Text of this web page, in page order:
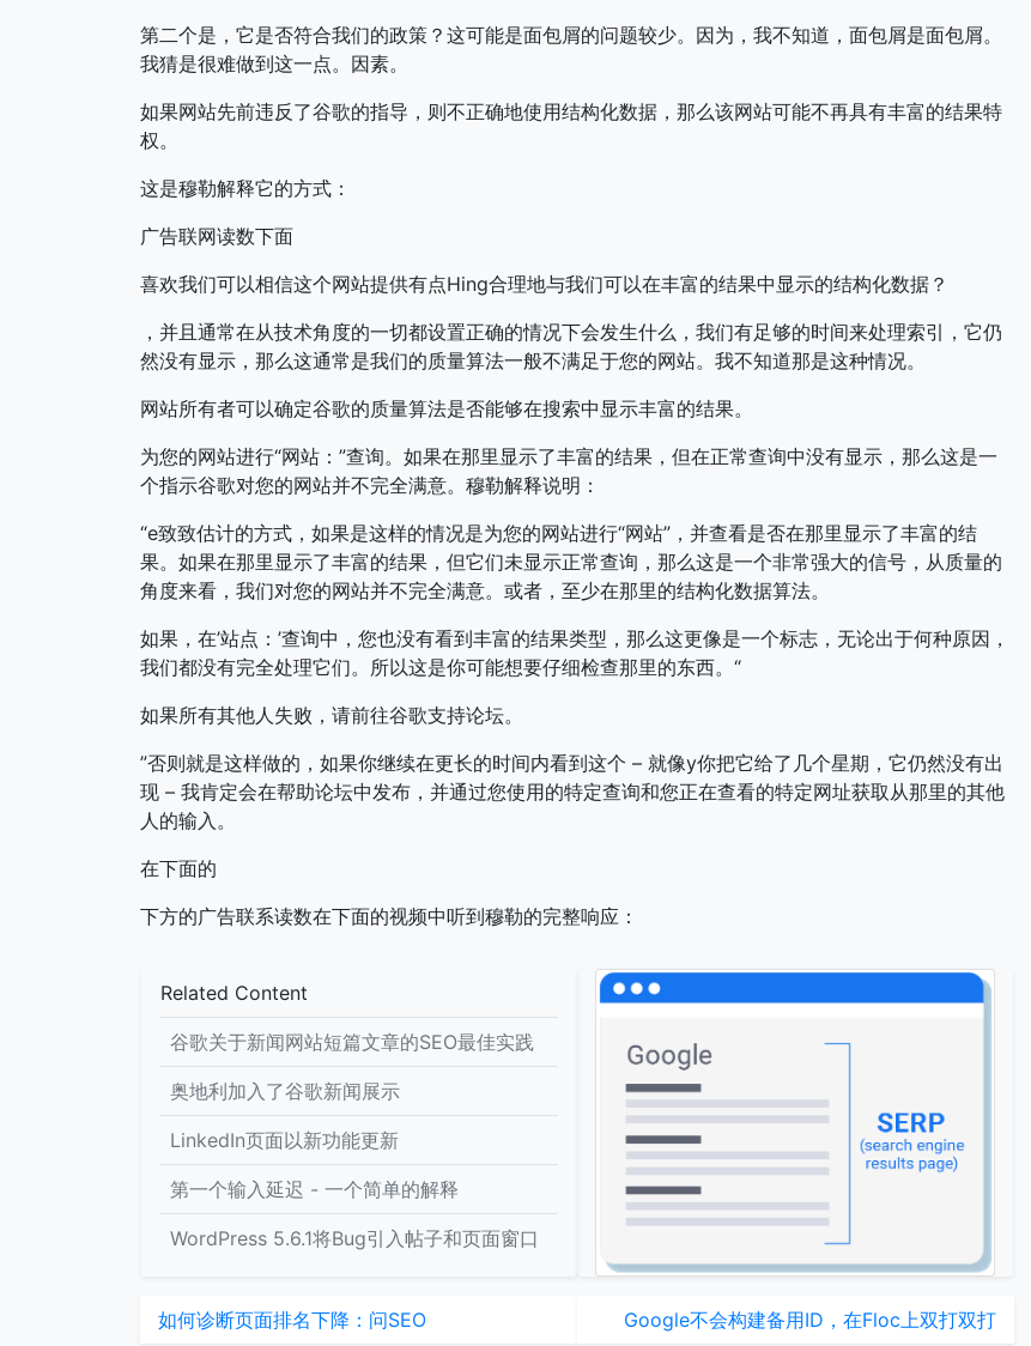
第二个是，它是否符合我们的政策？这可能是面包屑的问题较少。因为，我不知道，面包屑是面包屑。
我猜是很难做到这一点。因素。
如果网站先前违反了谷歌的指导，则不正确地使用结构化数据，那么该网站可能不再具有丰富的结果特
权。
这是穆勒解释它的方式：
广告联网读数下面
喜欢我们可以相信这个网站提供有点Hing合理地与我们可以在丰富的结果中显示的结构化数据？
，并且通常在从技术角度的一切都设置正确的情况下会发生什么，我们有足够的时间来处理索引，它仍
然没有显示，那么这通常是我们的质量算法一般不满足于您的网站。我不知道那是这种情况。
网站所有者可以确定谷歌的质量算法是否能够在搜索中显示丰富的结果。
为您的网站进行“网站：”查询。如果在那里显示了丰富的结果，但在正常查询中没有显示，那么这是一
个指示谷歌对您的网站并不完全满意。穆勒解释说明：
“e致致估计的方式，如果是这样的情况是为您的网站进行“网站”，并查看是否在那里显示了丰富的结
果。如果在那里显示了丰富的结果，但它们未显示正常查询，那么这是一个非常强大的信号，从质量的
角度来看，我们对您的网站并不完全满意。或者，至少在那里的结构化数据算法。
如果，在’站点：’查询中，您也没有看到丰富的结果类型，那么这更像是一个标志，无论出于何种原因，
我们都没有完全处理它们。所以这是你可能想要仔细检查那里的东西。“
如果所有其他人失败，请前往谷歌支持论坛。
”否则就是这样做的，如果你继续在更长的时间内看到这个 – 就像y你把它给了几个星期，它仍然没有出
现 – 我肯定会在帮助论坛中发布，并通过您使用的特定查询和您正在查看的特定网址获取从那里的其他
人的输入。
在下面的
下方的广告联系读数在下面的视频中听到穆勒的完整响应：
Related Content
谷歌关于新闻网站短篇文章的SEO最佳实践
奥地利加入了谷歌新闻展示
LinkedIn页面以新功能更新
第一个输入延迟 - 一个简单的解释
WordPress 5.6.1将Bug引入帖子和页面窗口
如何诊断页面排名下降：问SEO Google不会构建备用ID，在Floc上双打双打